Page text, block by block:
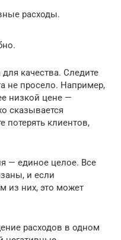
расходы.
качества. Следите
не просело. Например,
низкой цене —
сказывается
потерять клиентов,
— единое целое. Все
и если
из них, это может
расходов в одном